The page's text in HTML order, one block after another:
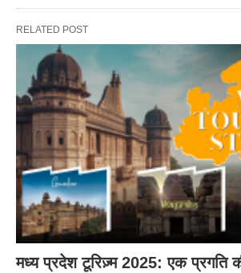
RELATED POST
मध्य प्रदेश टूरिज़्म 2025: एक प्रगति